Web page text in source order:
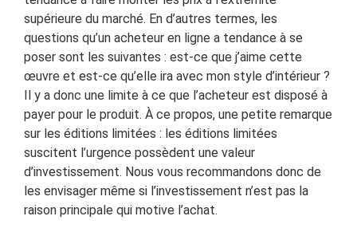
supérieure du marché. En d’autres termes, les
questions qu’un acheteur en ligne a tendance à se
poser sont les suivantes : est-ce que j’aime cette
œuvre et est-ce qu’elle ira avec mon style d’intérieur ?
Il y a donc une limite à ce que l’acheteur est disposé à
payer pour le produit. À ce propos, une petite remarque
sur les éditions limitées : les éditions limitées
suscitent l’urgence possèdent une valeur
d’investissement. Nous vous recommandons donc de
les envisager même si l’investissement n’est pas la
raison principale qui motive l’achat.